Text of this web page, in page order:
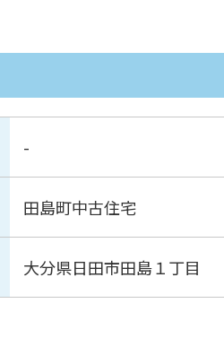
-
田島町中古住宅
大分県日田市田島１丁目